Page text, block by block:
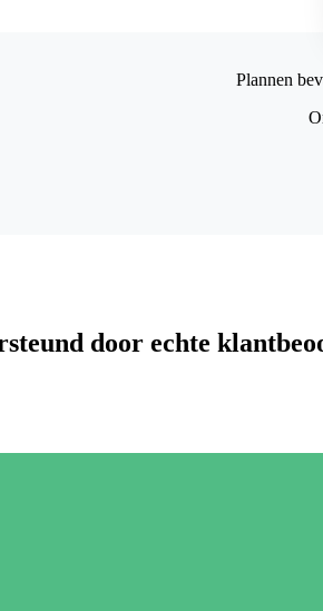
Plannen
door echte